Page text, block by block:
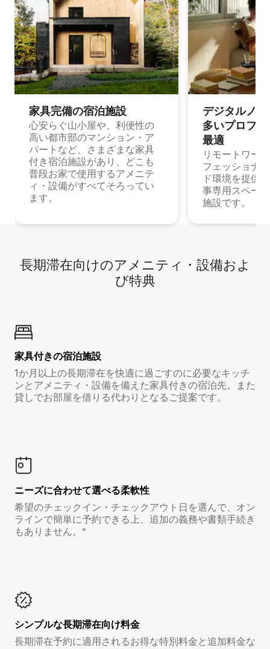
家具完備の宿⁠泊⁠施⁠設
心安らぐ山小屋や、利便性の
高い都市部のマンション・ア
パートなど、さまざまな家具
付き宿泊施設があり、どこも
普段お家で使用するアメニテ
ィ・設備がすべてそろってい
ます。
デジタルノ
多⁠いプ⁠ロ⁠フ⁠
最⁠適
リモートワー
フェッショナ
ド環境を提供
事専用スペー
施設です。
長期滞在向け⁠のア⁠メ⁠ニ⁠テ⁠ィ⁠・設⁠備⁠およ
び特⁠典
家具付き⁠の宿⁠泊⁠施⁠設
1か月以上の長期滞在を快適に過ごすのに必要なキッチ
ンとアメニティ・設備を備えた家具付きの宿泊先。また
貸しでお部屋を借りる代わりとなるご提案です。
ニーズに合わせて選べる柔軟性
希望のチェックイン・チェックアウト日を選んで、オン
ラインで簡単に予約できる上、追加の義務や書類手続き
もありません。*
シンプルな長期滞在向け料金
長期滞在予約に適用されるお得な特別料金と追加料金な